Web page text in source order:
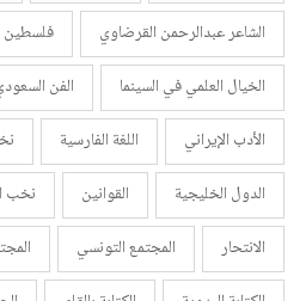
الشاعر عبدالرحمن القرضاوي
فلسطين
الخيال العلمي في السينما
الفن
الأدب الإيراني
اللغة الفارسية
الدول الخليجية
القوانين نخب
الانتحار
المجتمع التونسي